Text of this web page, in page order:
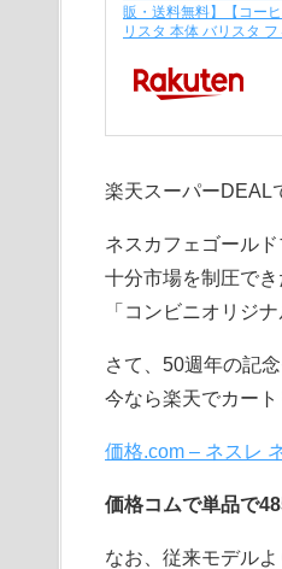
販・送料無料】【コー
リスタ 本体 バリスタ フ
楽天スーパーDEAL
ネスカフェゴール
十分市場を制圧で
「コンビニオリジ
さて、50週年の記
今なら楽天でカー
価格.com – ネスレ
価格コムで単品で
なお、従来モデル